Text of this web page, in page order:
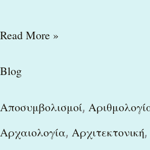
Read More »
Blog
Αποσυμβολισμοί,
Αρχαιολογία, Αρχιτεκτονική,